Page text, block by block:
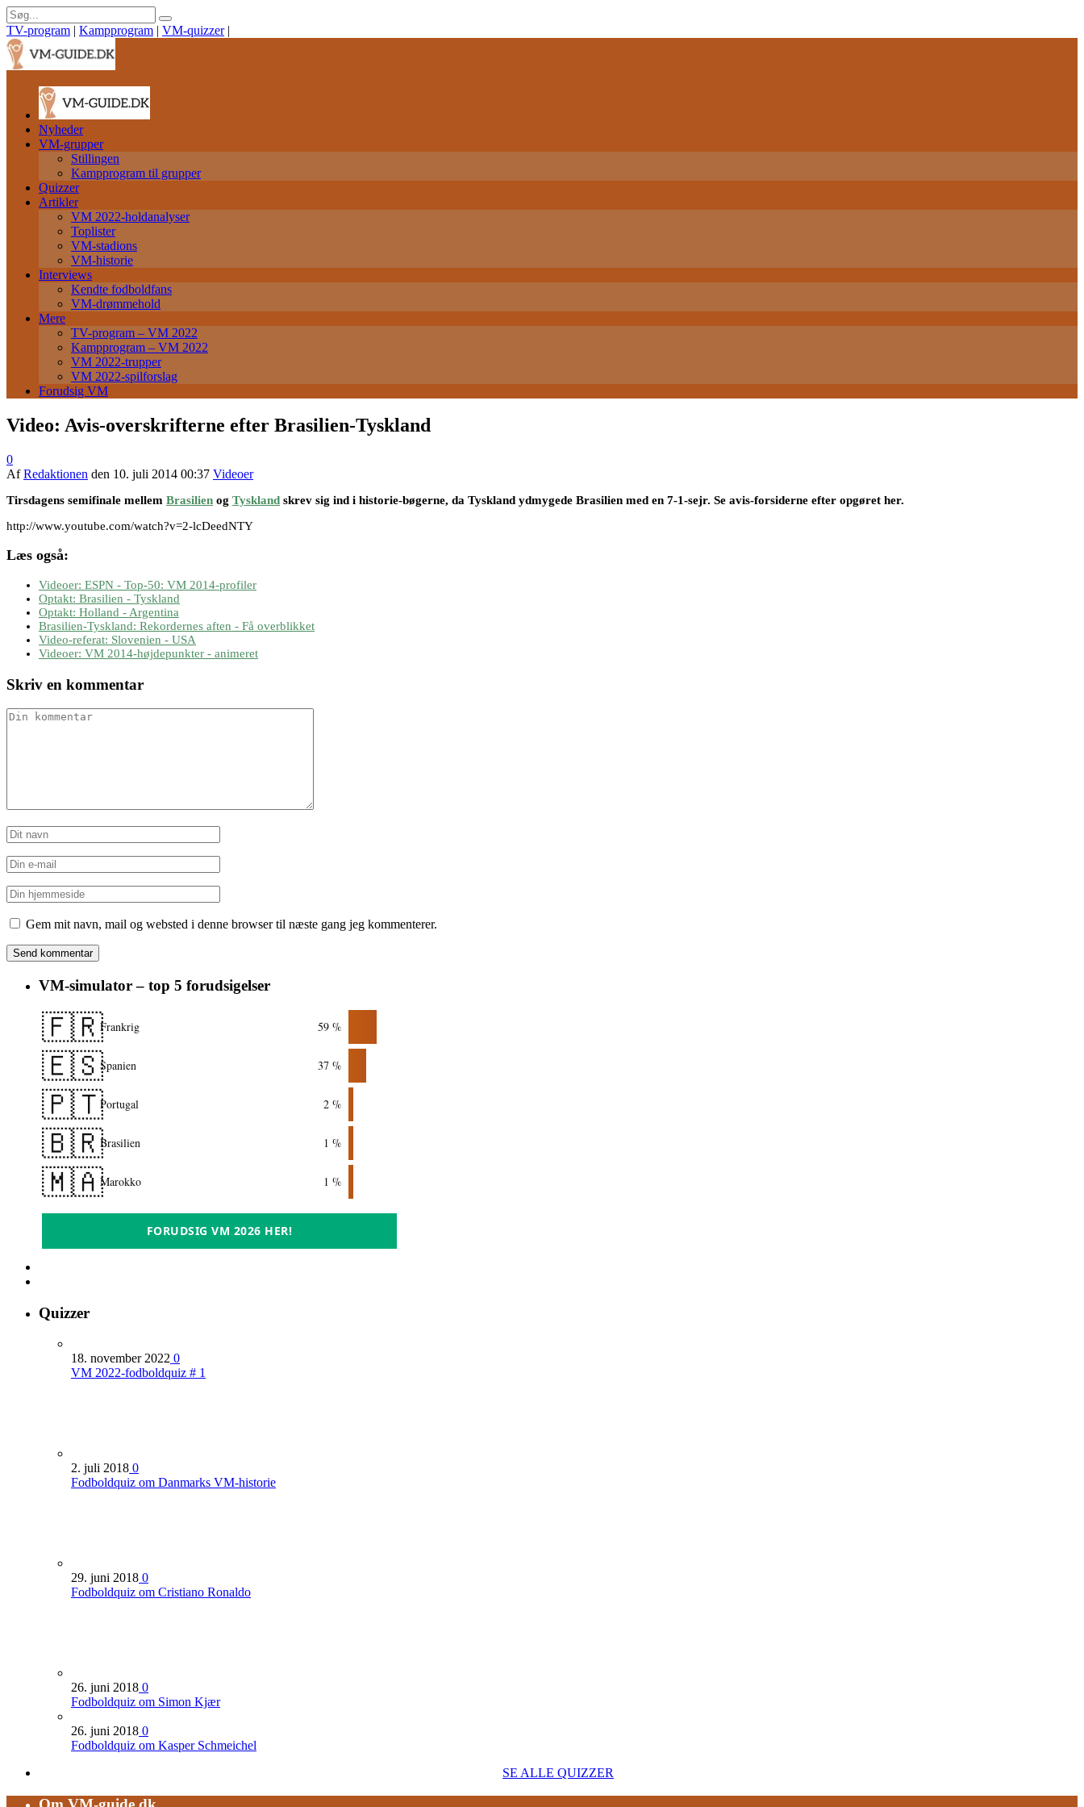
TV-program | Kampprogram | VM-quizzer |
Nyheder
VM-grupper
Stillingen
Kampprogram til grupper
Quizzer
Artikler
VM 2022-holdanalyser
Toplister
VM-stadions
VM-historie
Interviews
Kendte fodboldfans
VM-drømmehold
Mere
TV-program – VM 2022
Kampprogram – VM 2022
VM 2022-trupper
VM 2022-spilforslag
Forudsig VM
Video: Avis-overskrifterne efter Brasilien-Tyskland
0
AfRedaktionen den 10. juli 2014 00:37 Videoer
Tirsdagens semifinale mellem Brasilien og Tyskland skrev sig ind i historie-bøgerne, da Tyskland ydmygede Brasilien med en 7-1-sejr. Se avis-forsiderne efter opgøret her.
http://www.youtube.com/watch?v=2-lcDeedNTY
Læs også:
Videoer: ESPN - Top-50: VM 2014-profiler
Optakt: Brasilien - Tyskland
Optakt: Holland - Argentina
Brasilien-Tyskland: Rekordernes aften - Få overblikket
Video-referat: Slovenien - USA
Videoer: VM 2014-højdepunkter - animeret
Skriv en kommentar
Gem mit navn, mail og websted i denne browser til næste gang jeg kommenterer.
VM-simulator – top 5 forudsigelser
🇫🇷Frankrig 59 %
🇪🇸Spanien 37 %
🇵🇹Portugal 2 %
🇧🇷Brasilien 1 %
🇲🇦Marokko 1 %
FORUDSIG VM 2026 HER!
Quizzer
18. november 2022 0
VM 2022-fodboldquiz # 1
2. juli 2018 0
Fodboldquiz om Danmarks VM-historie
29. juni 2018 0
Fodboldquiz om Cristiano Ronaldo
26. juni 2018 0
Fodboldquiz om Simon Kjær
26. juni 2018 0
Fodboldquiz om Kasper Schmeichel
SE ALLE QUIZZER